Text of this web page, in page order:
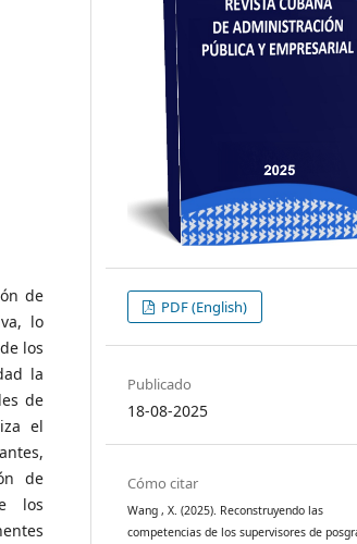
de
lo
los
la
de
el
de
los
PDF (English)
Publicado
18-08-2025
Cómo citar
Wang , X. (2025). Reconstruyendo las
competencias de los supervisores de